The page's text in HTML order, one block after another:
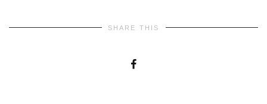
SHARE THIS